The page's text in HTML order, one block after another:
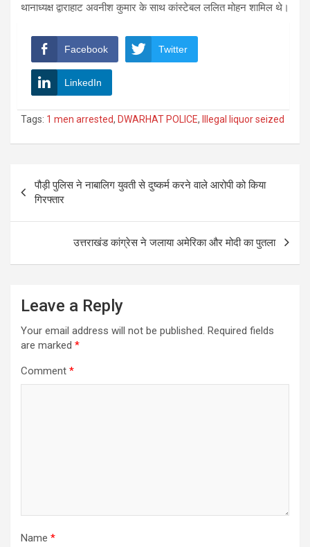
थानाध्यक्ष द्वाराहाट अवनीश कुमार के साथ कांस्टेबल ललित मोहन शामिल थे।
Facebook Twitter
LinkedIn
Tags: 1 men arrested, DWARHAT POLICE, Illegal liquor seized
Post
navigation
पौड़ी पुलिस ने नाबालिग युवती से दुष्कर्म करने वाले आरोपी को किया
गिरफ्तार
उत्तराखंड कांग्रेस ने जलाया अमेरिका और मोदी का पुतला
Leave a Reply
Your email address will not be published. Required fields
are marked *
Comment *
Name *